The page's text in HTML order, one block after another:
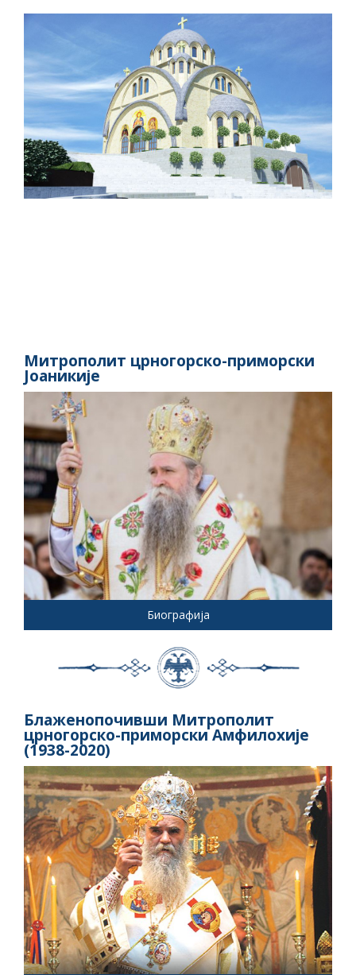
Митрополит црногорско-приморски
Јоаникије
Биографија
Блаженопочивши Митрополит
црногорско-приморски Амфилохије
(1938-2020)